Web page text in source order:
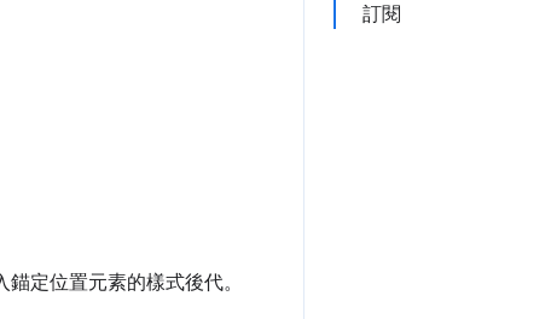
訂閱
錨定位置元素的樣式後代。